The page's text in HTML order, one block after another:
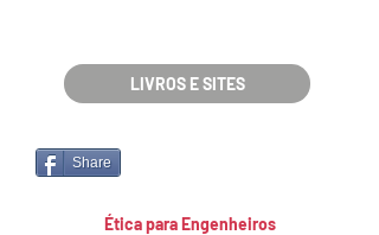
LIVROS E SITES
Share
Ética para Engenheiros